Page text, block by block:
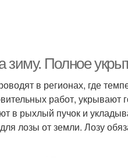
зиму. Полное
в регионах, где
работ,
в рыхлый пучок и
лозы от земли. Лозу